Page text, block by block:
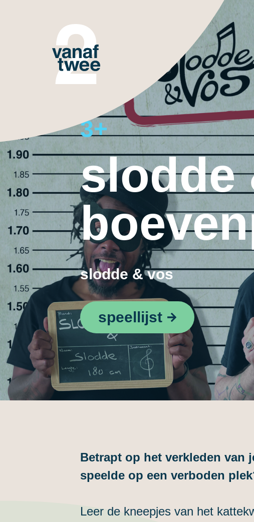
3+
slodde
slodde & vos
speellijst
Betrapt op het verkleden van
speelde op een verboden
Leer de kneepjes van het